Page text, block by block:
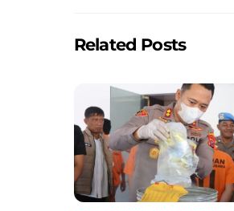
k
Related Posts